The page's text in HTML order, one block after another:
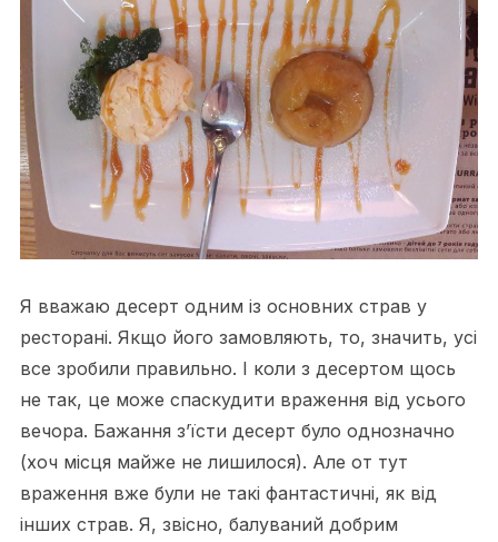
Я вважаю десерт одним із основних страв у
ресторані. Якщо його замовляють, то, значить, усі
все зробили правильно. І коли з десертом щось
не так, це може спаскудити враження від усього
вечора. Бажання з’їсти десерт було однозначно
(хоч місця майже не лишилося). Але от тут
враження вже були не такі фантастичні, як від
інших страв. Я, звісно, балуваний добрим